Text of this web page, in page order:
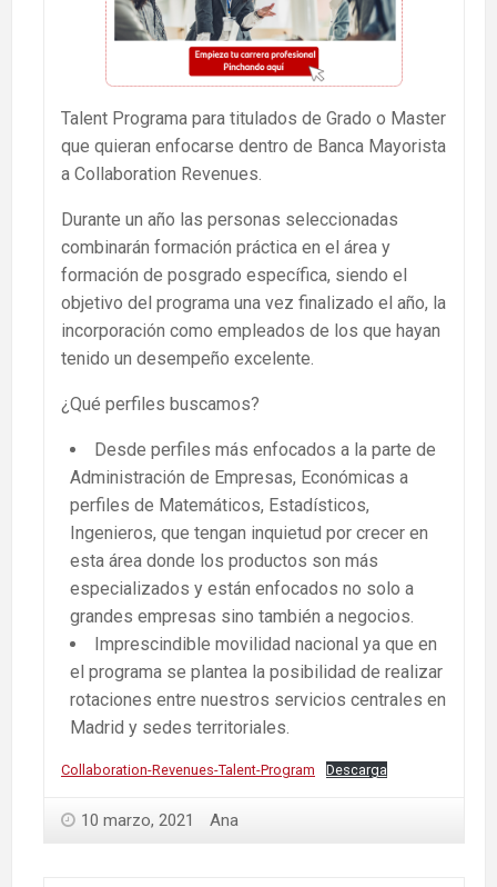
Talent Programa para titulados de Grado o Master
que quieran enfocarse dentro de Banca Mayorista
a Collaboration Revenues.
Durante un año las personas seleccionadas
combinarán formación práctica en el área y
formación de posgrado específica, siendo el
objetivo del programa una vez finalizado el año, la
incorporación como empleados de los que hayan
tenido un desempeño excelente.
¿Qué perfiles buscamos?
Desde perfiles más enfocados a la parte de
Administración de Empresas, Económicas a
perfiles de Matemáticos, Estadísticos,
Ingenieros, que tengan inquietud por crecer en
esta área donde los productos son más
especializados y están enfocados no solo a
grandes empresas sino también a negocios.
Imprescindible movilidad nacional ya que en
el programa se plantea la posibilidad de realizar
rotaciones entre nuestros servicios centrales en
Madrid y sedes territoriales.
Collaboration-Revenues-Talent-Program Descarga
10 marzo, 2021 Ana